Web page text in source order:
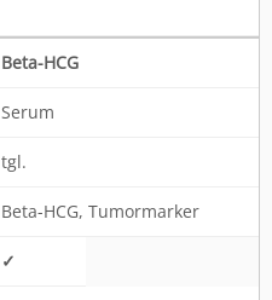
Beta-HCG
Serum
tgl.
Beta-HCG, Tumormarker
✓